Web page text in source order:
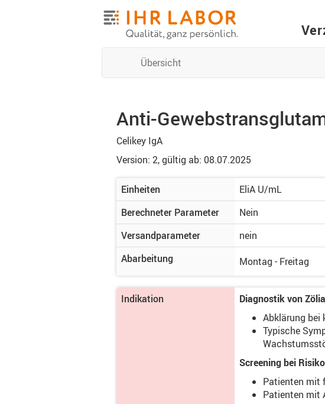
Übersicht
Anti-
Celikey IgA
Version: 2,gültig ab: 08.07.2025
Einheiten
EliA U/mL
Berechneter Parameter
Nein
Versandparameter
nein
Abarbeitung
Montag - Freitag
Indikation
Diagnostik von
Abklärung bei
Typische
Screening bei
Patienten mit
Patienten mit